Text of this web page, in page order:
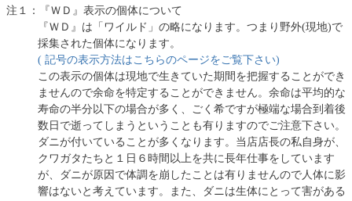
注１：『ＷＤ』表示の個体について
『ＷＤ』は「ワイルド」の略になります。つまり野外(現地)で
採集された個体になります。
( 記号の表示方法はこちらのページをご覧下さい)
この表示の個体は現地で生きていた期間を把握することができ
ませんので余命を特定することができません。余命は平均的な
寿命の半分以下の場合が多く、ごく希ですが極端な場合到着後
数日で逝ってしまうということも有りますのでご注意下さい。
ダニが付いていることが多くなります。当店店長の私自身が、
クワガタたちと１日６時間以上を共に長年仕事をしています
が、ダニが原因で体調を崩したことは有りませんので人体に影
響はないと考えています。また、ダニは生体にとって害がある